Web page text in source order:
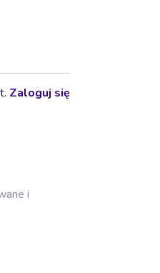
Zaloguj się
i